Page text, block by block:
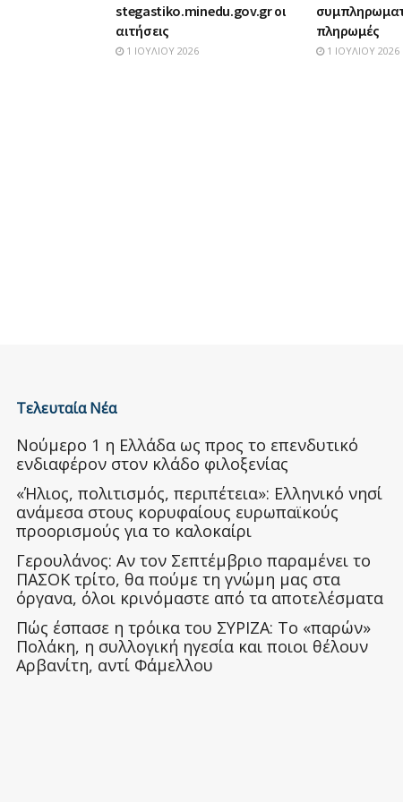
stegastiko.minedu.gov.gr οι
αιτήσεις
1 ΙΟΥΛΊΟΥ 2026
πληρωμές
1 ΙΟΥΛΊΟΥ 2026
Τελευταία Νέα
Nούμερο 1 η Ελλάδα ως προς το επενδυτικό
ενδιαφέρον στον κλάδο φιλοξενίας
«Ήλιος, πολιτισμός, περιπέτεια»: Ελληνικό νησί
ανάμεσα στους κορυφαίους ευρωπαϊκούς
προορισμούς για το καλοκαίρι
Γερουλάνος: Αν τον Σεπτέμβριο παραμένει το
ΠΑΣΟΚ τρίτο, θα πούμε τη γνώμη μας στα
όργανα, όλοι κρινόμαστε από τα αποτελέσματα
Πώς έσπασε η τρόικα του ΣΥΡΙΖΑ: Το «παρών»
Πολάκη, η συλλογική ηγεσία και ποιοι θέλουν
Αρβανίτη, αντί Φάμελλου